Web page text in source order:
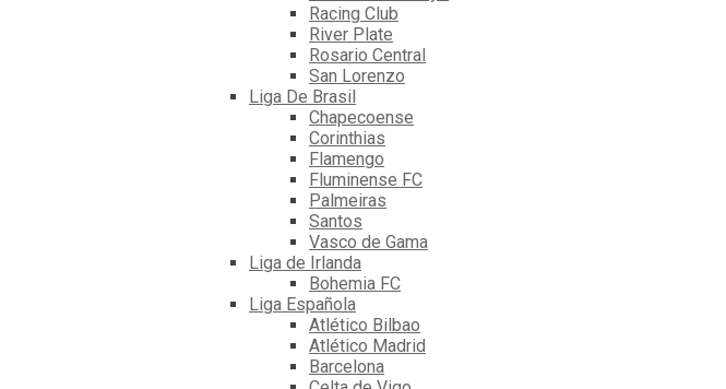
Racing Club
River Plate
Rosario Central
San Lorenzo
Liga De Brasil
Chapecoense
Corinthias
Flamengo
Fluminense FC
Palmeiras
Santos
Vasco de Gama
Liga de Irlanda
Bohemia FC
Liga Española
Atlético Bilbao
Atlético Madrid
Barcelona